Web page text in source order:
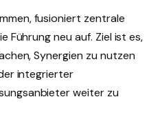
fusioniert zentrale
Führung neu auf. Ziel ist es,
Synergien zu nutzen
integrierter
weiter zu